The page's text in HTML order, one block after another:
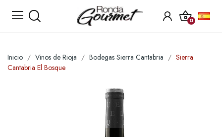
0
Inicio Vinos de Rioja Bodegas Sierra Cantabria
Sierra
Cantabria El Bosque